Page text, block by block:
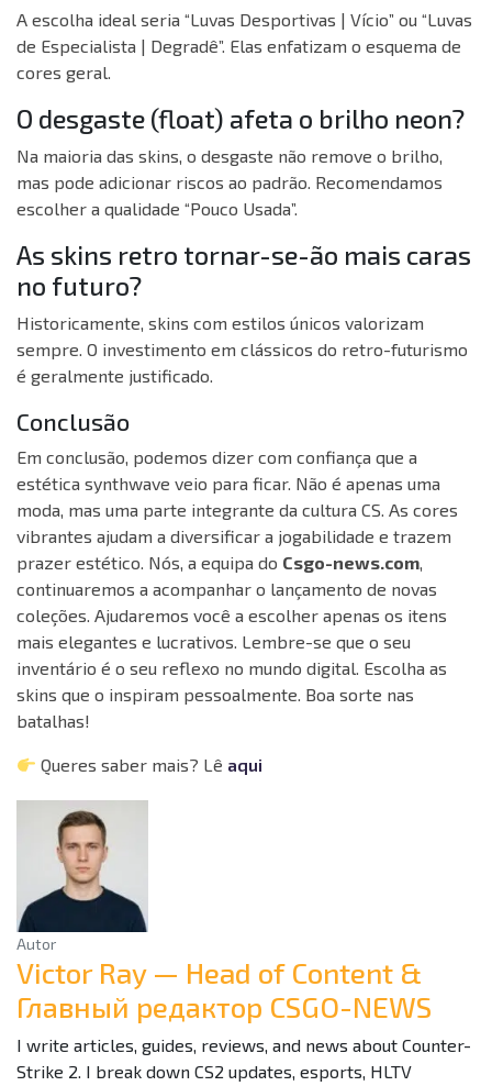
A escolha ideal seria “Luvas Desportivas | Vício” ou “Luvas
de Especialista | Degradê”. Elas enfatizam o esquema de
cores geral.
O desgaste (float) afeta o brilho neon?
Na maioria das skins, o desgaste não remove o brilho,
mas pode adicionar riscos ao padrão. Recomendamos
escolher a qualidade “Pouco Usada”.
As skins retro tornar-se-ão mais caras
no futuro?
Historicamente, skins com estilos únicos valorizam
sempre. O investimento em clássicos do retro-futurismo
é geralmente justificado.
Conclusão
Em conclusão, podemos dizer com confiança que a
estética synthwave veio para ficar. Não é apenas uma
moda, mas uma parte integrante da cultura CS. As cores
vibrantes ajudam a diversificar a jogabilidade e trazem
prazer estético. Nós, a equipa do Csgo-news.com,
continuaremos a acompanhar o lançamento de novas
coleções. Ajudaremos você a escolher apenas os itens
mais elegantes e lucrativos. Lembre-se que o seu
inventário é o seu reflexo no mundo digital. Escolha as
skins que o inspiram pessoalmente. Boa sorte nas
batalhas!
Queres saber mais? Lê aqui
Autor
Victor Ray — Head of Content &
Главный редактор CSGO-NEWS
I write articles, guides, reviews, and news about Counter-
Strike 2. I break down CS2 updates, esports, HLTV